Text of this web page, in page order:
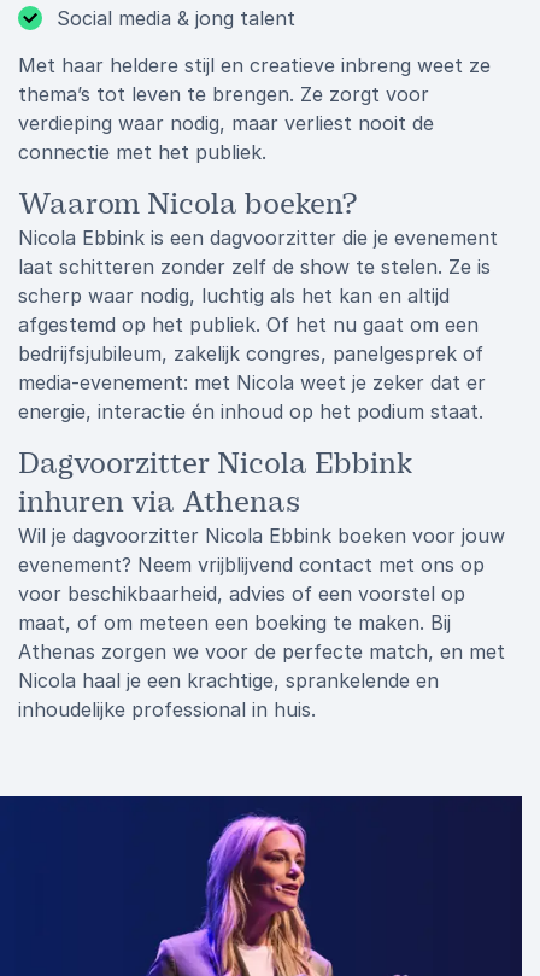
Social media & jong talent
Met haar heldere stijl en creatieve inbreng weet ze
thema’s tot leven te brengen. Ze zorgt voor
verdieping waar nodig, maar verliest nooit de
connectie met het publiek.
Waarom Nicola boeken?
Nicola Ebbink is een dagvoorzitter die je evenement
laat schitteren zonder zelf de show te stelen. Ze is
scherp waar nodig, luchtig als het kan en altijd
afgestemd op het publiek. Of het nu gaat om een
bedrijfsjubileum, zakelijk congres, panelgesprek of
media-evenement: met Nicola weet je zeker dat er
energie, interactie én inhoud op het podium staat.
Dagvoorzitter Nicola Ebbink
inhuren via Athenas
Wil je dagvoorzitter Nicola Ebbink boeken voor jouw
evenement? Neem vrijblijvend contact met ons op
voor beschikbaarheid, advies of een voorstel op
maat, of om meteen een boeking te maken. Bij
Athenas zorgen we voor de perfecte match, en met
Nicola haal je een krachtige, sprankelende en
inhoudelijke professional in huis.